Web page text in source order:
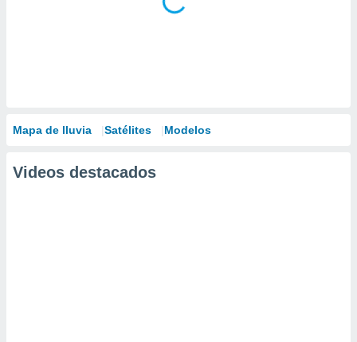
Mapa de lluvia Satélites Modelos
Videos destacados